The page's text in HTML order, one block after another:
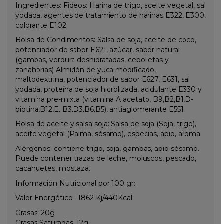
Ingredientes: Fideos: Harina de trigo, aceite vegetal, sal
yodada, agentes de tratamiento de harinas E322, E300,
colorante E102.
Bolsa de Condimentos: Salsa de soja, aceite de coco,
potenciador de sabor E621, azúcar, sabor natural
(gambas, verdura deshidratadas, cebolletas y
zanahorias) Almidón de yuca modificado,
maltodextrina, potenciador de sabor E627, E631, sal
yodada, proteína de soja hidrolizada, acidulante E330 y
vitamina pre-mixta (vitamina A acetato, B9,B2,B1,D-
biotina,B12,E, B3,D3,B6,B5), antiaglomerante E551.
Bolsa de aceite y salsa soja: Salsa de soja (Soja, trigo),
aceite vegetal (Palma, sésamo), especias, apio, aroma.
Alérgenos: contiene trigo, soja, gambas, apio sésamo.
Puede contener trazas de leche, moluscos, pescado,
cacahuetes, mostaza.
Información Nutricional por 100 gr:
Valor Energético : 1862 Kj/440Kcal.
Grasas: 20g